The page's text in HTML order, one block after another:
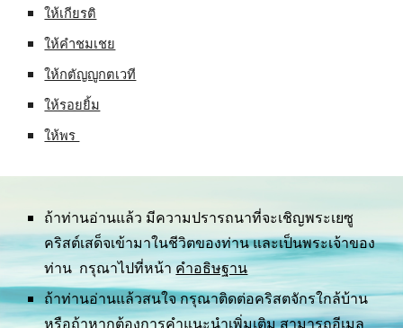
ให้เกียรติ
ให้คำชมเชย
ให้กตัญญูกตเวที
ให้รอยยิ้ม
ให้พร
ถ้าท่านอ่านแล้ว มีความปรารถนาที่จะเชิญพระเยซู
คริสต์เสด็จเข้ามาในชีวิตของท่าน และเป็นพระเจ้าของ
ท่าน  กรุณาไปที่หน้า คำอธิษฐาน
ถ้าท่านอ่านแล้วสนใจ กรุณาติดต่อคริสตจักรใกล้บ้าน
หรือถ้าหากต้องการคำแนะนำเพิ่มเติม สามารถอีเมล